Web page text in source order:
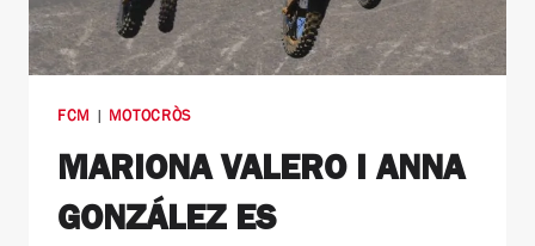
FCM | MOTOCRÒS
MARIONA VALERO I ANNA
GONZÁLEZ ES